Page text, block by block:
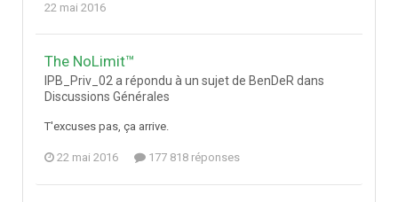
22 mai 2016
The NoLimit™
IPB_Priv_02 a répondu à un sujet de BenDeR dans
Discussions Générales
T'excuses pas, ça arrive.
22 mai 2016 177 818 réponses